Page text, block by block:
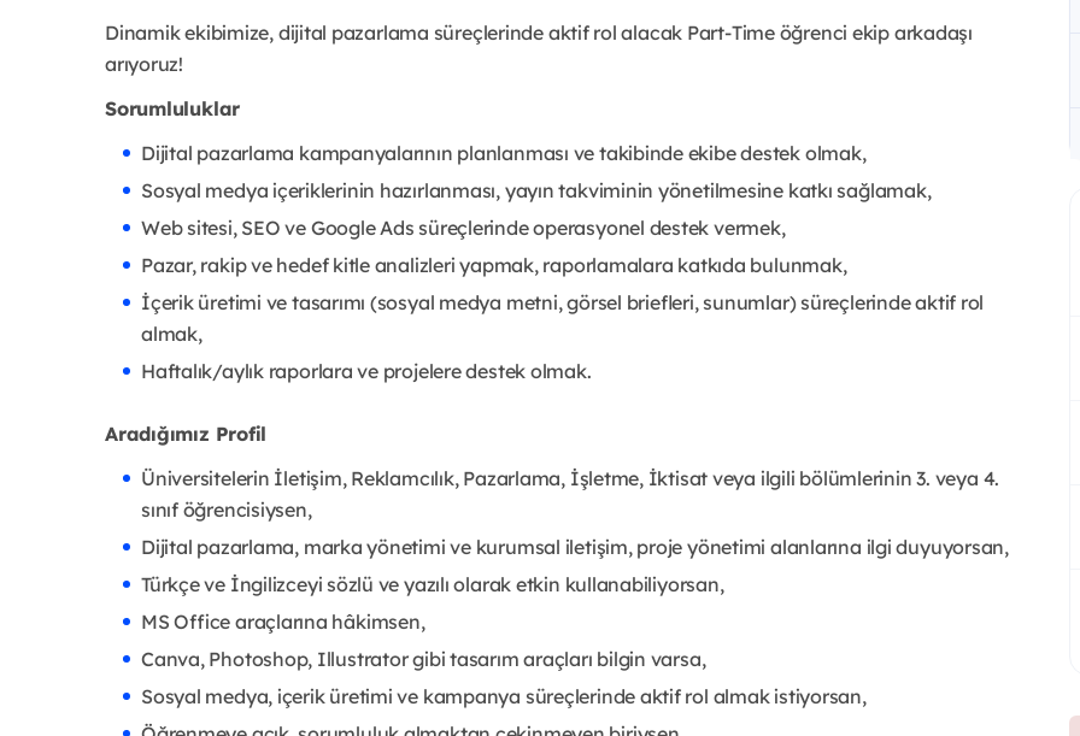
Dinamik ekibimize, dijital pazarlama süreçlerinde aktif rol alacak Part-Time öğrenci ekip arkadaşı
arıyoruz!
Sorumluluklar
Dijital pazarlama kampanyalarının planlanması ve takibinde ekibe destek olmak,
Sosyal medya içeriklerinin hazırlanması, yayın takviminin yönetilmesine katkı sağlamak,
Web sitesi, SEO ve Google Ads süreçlerinde operasyonel destek vermek,
Pazar, rakip ve hedef kitle analizleri yapmak, raporlamalara katkıda bulunmak,
İçerik üretimi ve tasarımı (sosyal medya metni, görsel briefleri, sunumlar) süreçlerinde aktif rol
almak,
Haftalık/aylık raporlara ve projelere destek olmak.
Aradığımız Profil
Üniversitelerin İletişim, Reklamcılık, Pazarlama, İşletme, İktisat veya ilgili bölümlerinin 3. veya 4.
sınıf öğrencisiysen,
Dijital pazarlama, marka yönetimi ve kurumsal iletişim, proje yönetimi alanlarına ilgi duyuyorsan,
Türkçe ve İngilizceyi sözlü ve yazılı olarak etkin kullanabiliyorsan,
MS Office araçlarına hâkimsen,
Canva, Photoshop, Illustrator gibi tasarım araçları bilgin varsa,
Sosyal medya, içerik üretimi ve kampanya süreçlerinde aktif rol almak istiyorsan,